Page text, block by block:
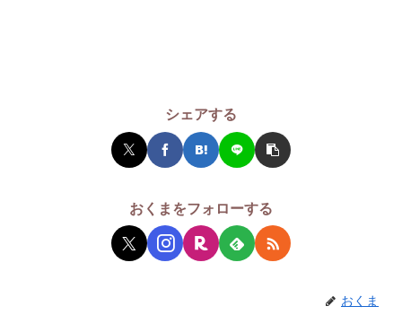
シェアする
おくまをフォローする
おくま